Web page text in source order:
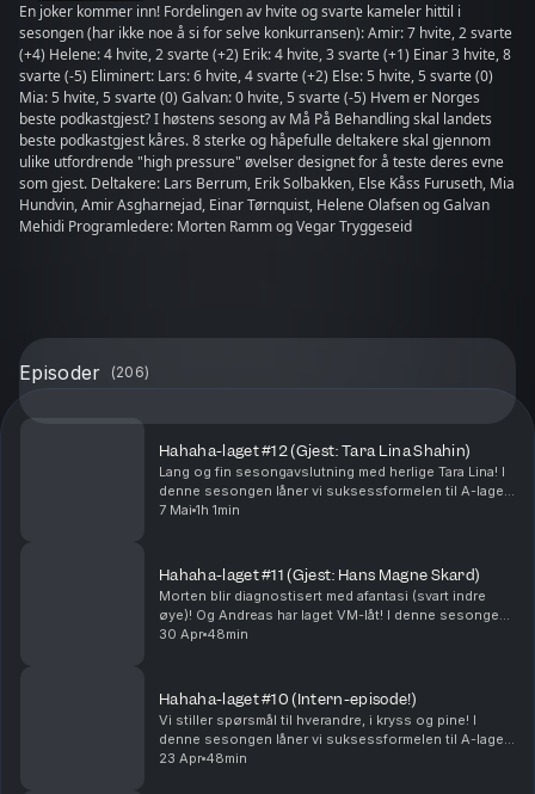
En joker kommer inn! Fordelingen av hvite og svarte kameler hittil i
sesongen (har ikke noe å si for selve konkurransen): Amir: 7 hvite, 2 svarte
(+4) Helene: 4 hvite, 2 svarte (+2) Erik: 4 hvite, 3 svarte (+1) Einar 3 hvite, 8
svarte (-5) Eliminert: Lars: 6 hvite, 4 svarte (+2) Else: 5 hvite, 5 svarte (0)
Mia: 5 hvite, 5 svarte (0) Galvan: 0 hvite, 5 svarte (-5) Hvem er Norges
beste podkastgjest? I høstens sesong av Må På Behandling skal landets
beste podkastgjest kåres. 8 sterke og håpefulle deltakere skal gjennom
ulike utfordrende "high pressure" øvelser designet for å teste deres evne
som gjest. Deltakere: Lars Berrum, Erik Solbakken, Else Kåss Furuseth, Mia
Hundvin, Amir Asgharnejad, Einar Tørnquist, Helene Olafsen og Galvan
Mehidi Programledere: Morten Ramm og Vegar Tryggeseid
Episoder (206)
Hahaha-laget #12 (Gjest: Tara Lina Shahin)
Lang og fin sesongavslutning med herlige Tara Lina! I
denne sesongen låner vi suksessformelen til A-laget
for å bli bedre kjent med våre gjester. Med Morten
7 Mai 1h 1min
Hahaha-laget #11 (Gjest: Hans Magne Skard)
Morten blir diagnostisert med afantasi (svart indre
øye)! Og Andreas har laget VM-låt! I denne sesongen
låner vi suksessformelen til A-laget for å bli bedre
30 Apr 48min
Hahaha-laget #10 (Intern-episode!)
Vi stiller spørsmål til hverandre, i kryss og pine! I
denne sesongen låner vi suksessformelen til A-laget!
Med Morten Ramm og Vegar Tryggeseid, + Ellen
23 Apr 48min